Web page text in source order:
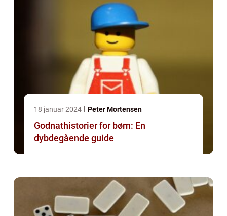
18 januar 2024 Peter Mortensen
Godnathistorier for børn: En
dybdegående guide